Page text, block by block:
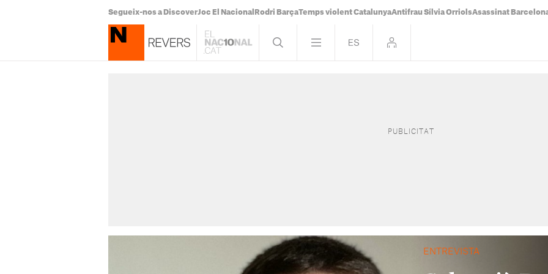
Segueix-nos a DiscoverJoc El Nacional Rodri BarçaTemps violent CatalunyaAntifrau Sílvia OrriolsAsassinat
ENTREVISTA